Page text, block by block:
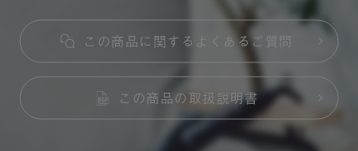
この商品に関するよくあるご質問
この商品の取扱説明書